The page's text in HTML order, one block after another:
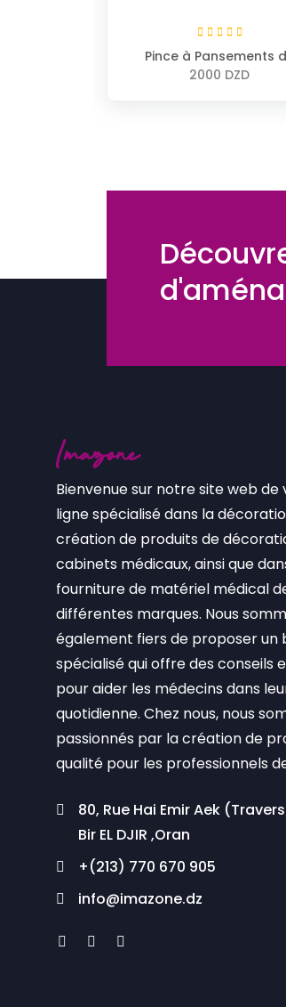
Pince à Pansements
Ramplay courbe 20 cm
2000 DZD
Bienvenue sur notre site web de
ligne spécialisé dans la
création de produits de
cabinets médicaux, ainsi que
fourniture de matériel médical
différentes marques. Nous
également fiers de proposer un
spécialisé qui offre des conseils
pour aider les médecins dans
quotidienne. Chez nous, nous
passionnés par la création de
qualité pour les professionnels
80, Rue Hai Emir Aek
Bir EL DJIR ,Oran
+(213) 770 670 905
info@imazone.dz